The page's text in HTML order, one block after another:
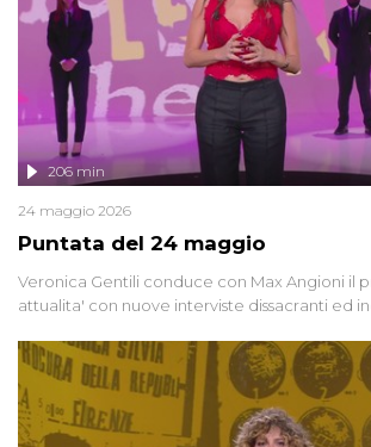
Puntata del 24 maggio
206 min
24 maggio 2026
Veronica Gentili conduce con Max Angioni il
attualita' con nuove interviste dissacranti ed